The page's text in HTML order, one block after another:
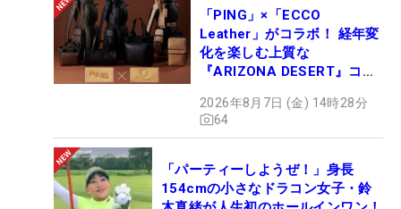
「PING」×「ECCO
Leather」がコラボ！ 経年変
化を楽しむ上質な
『ARIZONA DESERT』コレ
ュー
2026年8月7日 (金) 14時28分
64
「パーティーしようぜ！」身長
154cmの小さなドラコン女子・鈴